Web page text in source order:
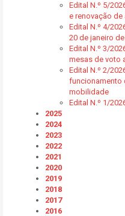
Edital N.º 5/
e renovação de
Edital N.º 4/
20 de janeiro
Edital N.º 3/
mesas de voto
Edital N.º 2/
funcionamento
mobilidade
Edital N.º 1/
2025
2024
2023
2022
2021
2020
2019
2018
2017
2016